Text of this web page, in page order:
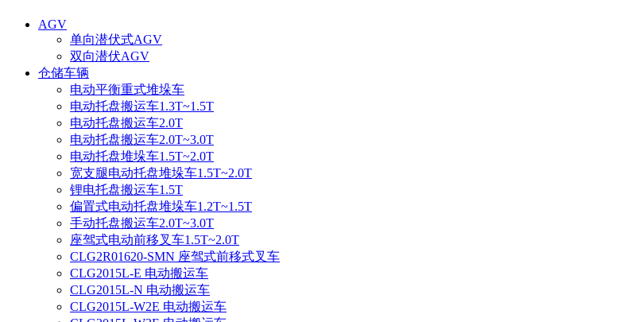
AGV
单向潜伏式AGV
双向潜伏AGV
仓储车辆
电动平衡重式堆垛车
电动托盘搬运车1.3T~1.5T
电动托盘搬运车2.0T
电动托盘搬运车2.0T~3.0T
电动托盘堆垛车1.5T~2.0T
宽支腿电动托盘堆垛车1.5T~2.0T
锂电托盘搬运车1.5T
偏置式电动托盘堆垛车1.2T~1.5T
手动托盘搬运车2.0T~3.0T
座驾式电动前移叉车1.5T~2.0T
CLG2R01620-SMN 座驾式前移式叉车
CLG2015L-E 电动搬运车
CLG2015L-N 电动搬运车
CLG2015L-W2E 电动搬运车